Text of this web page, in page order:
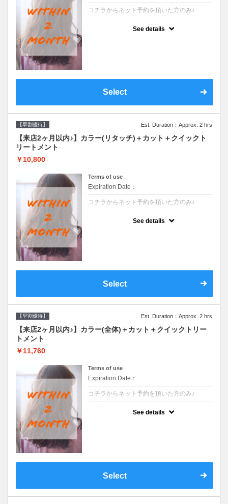
コチラからネット予約を頂いた方のみ♪
See details
Select
【早割優待】 Est. Duration：Approx. 2 hrs
【来店2ヶ月以内♪】カラー(リタッチ)＋カット＋クイックト
リートメント
￥10,800
Terms of use
Expiration Date：
コチラからネット予約を頂いた方のみ♪
See details
Select
【早割優待】 Est. Duration：Approx. 2 hrs
【来店2ヶ月以内♪】カラー(全体)＋カット＋クイックトリー
トメント
￥11,760
Terms of use
Expiration Date：
コチラからネット予約を頂いた方のみ♪
See details
Select